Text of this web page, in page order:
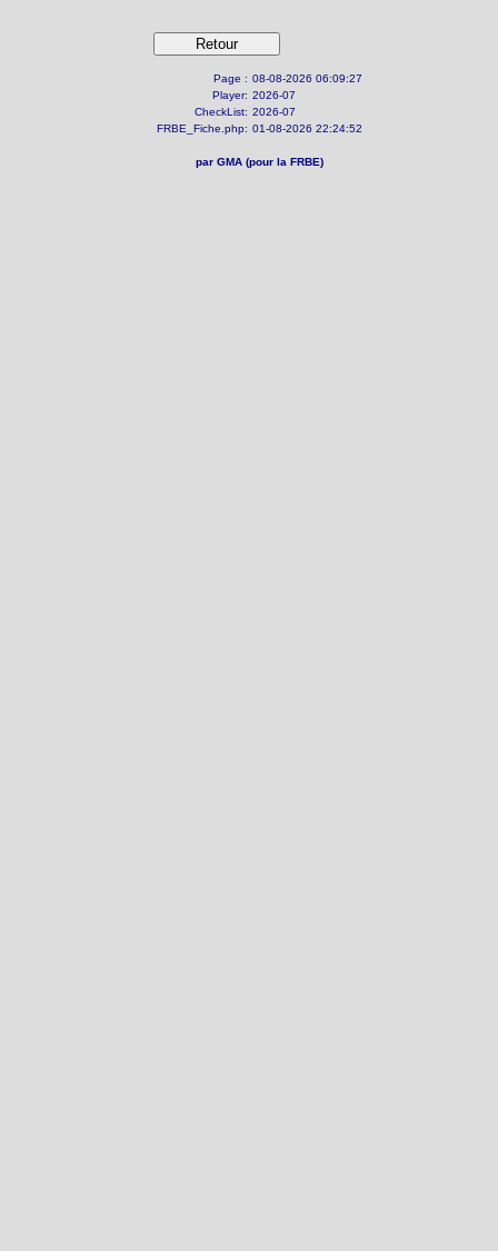
Page : 08-08-2026 06:09:27
Player: 2026-07
CheckList: 2026-07
FRBE_Fiche.php: 01-08-2026 22:24:52
par GMA (pour la FRBE)